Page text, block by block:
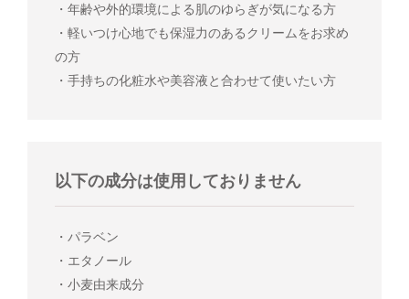
・年齢や外的環境による肌のゆらぎが気になる方
・軽いつけ心地でも保湿力のあるクリームをお求め
の方
・手持ちの化粧水や美容液と合わせて使いたい方
以下の成分は使用しておりません
・パラベン
・エタノール
・小麦由来成分